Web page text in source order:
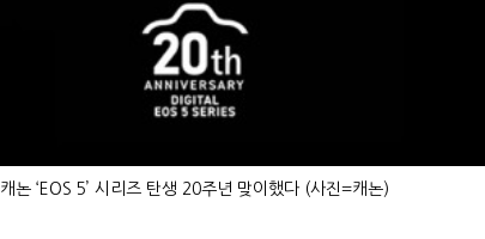
캐논 ‘EOS 5’ 시리즈 탄생 20주년 맞이했다 (사진=캐논)